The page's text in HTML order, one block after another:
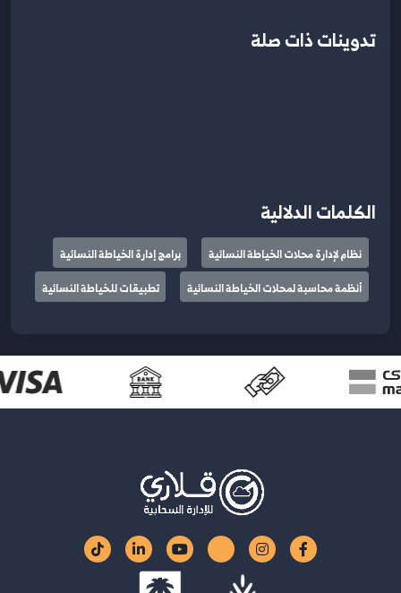
تدوينات ذات صلة
الكلمات الدلالية
نظام لإدارة محلات الخياطة النسائية
برامج إدارة الخياطة النسائية
أنظمة محاسبة لمحلات الخياطة النسائية
تطبيقات للخياطة النسائية